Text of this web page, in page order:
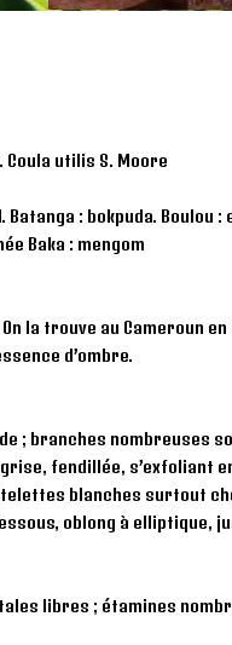
Coula utilis S. Moore
: bokpuda. Boulou :
Baka : mengom
On la trouve au Cameroun
d’ombre.
; branches nombreuses
fendillée, s’exfoliant
blanches surtout
oblong à elliptique,
libres ; étamines